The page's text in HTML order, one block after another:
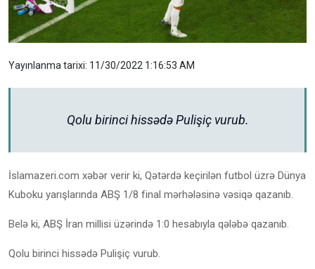
Yayınlanma tarixi: 11/30/2022 1:16:53 AM
Qolu birinci hissədə Pulişiç vurub.
İslamazeri.com xəbər verir ki, Qətərdə keçirilən futbol üzrə Dünya
Kuboku yarışlarında ABŞ 1/8 final mərhələsinə vəsiqə qazanıb.
Belə ki, ABŞ İran millisi üzərində 1:0 hesabıyla qələbə qazanıb.
Qolu birinci hissədə Pulişiç vurub.